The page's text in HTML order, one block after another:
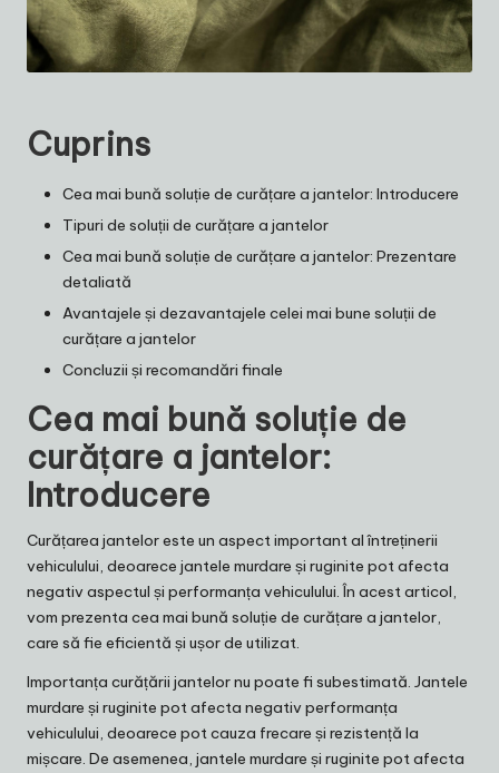
Cuprins
Cea mai bună soluție de curățare a jantelor: Introducere
Tipuri de soluții de curățare a jantelor
Cea mai bună soluție de curățare a jantelor: Prezentare
detaliată
Avantajele și dezavantajele celei mai bune soluții de
curățare a jantelor
Concluzii și recomandări finale
Cea mai bună soluție de
curățare a jantelor:
Introducere
Curățarea jantelor este un aspect important al întreținerii
vehiculului, deoarece jantele murdare și ruginite pot afecta
negativ aspectul și performanța vehiculului. În acest articol,
vom prezenta cea mai bună soluție de curățare a jantelor,
care să fie eficientă și ușor de utilizat.
Importanța curățării jantelor nu poate fi subestimată. Jantele
murdare și ruginite pot afecta negativ performanța
vehiculului, deoarece pot cauza frecare și rezistență la
mișcare. De asemenea, jantele murdare și ruginite pot afecta